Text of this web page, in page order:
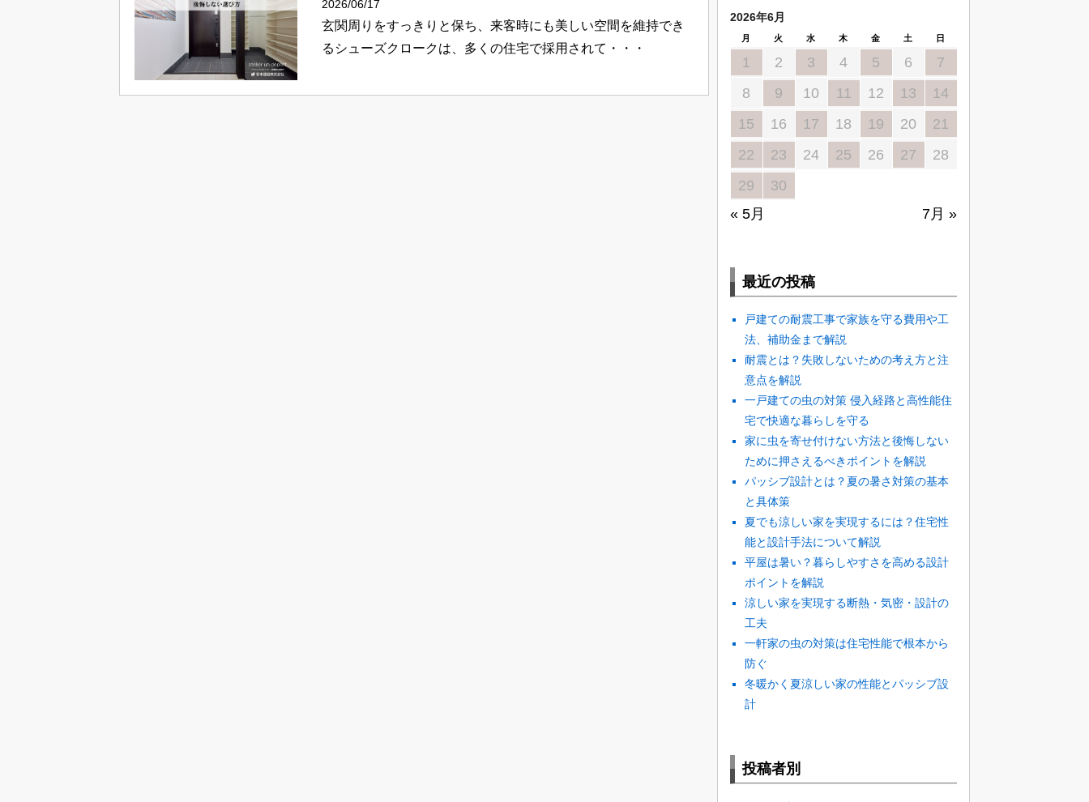
2026/06/17
玄関周りをすっきりと保ち、来客時にも美しい空間を維持でき
るシューズクロークは、多くの住宅で採用されて・・・
2026年6月
月 火 水 木 金 土 日
1 2 3 4 5 6
7
8
9 10 11 12 13
14
15
16 17 18 19 20
21
22
23 24 25 26 27
28
29
30
« 5月
7月 »
最近の投稿
戸建ての耐震工事で家族を守る費用や工
法、補助金まで解説
耐震とは？失敗しないための考え方と注
意点を解説
一戸建ての虫の対策 侵入経路と高性能住
宅で快適な暮らしを守る
家に虫を寄せ付けない方法と後悔しない
ために押さえるべきポイントを解説
パッシブ設計とは？夏の暑さ対策の基本
と具体策
夏でも涼しい家を実現するには？住宅性
能と設計手法について解説
平屋は暑い？暮らしやすさを高める設計
ポイントを解説
涼しい家を実現する断熱・気密・設計の
工夫
一軒家の虫の対策は住宅性能で根本から
防ぐ
冬暖かく夏涼しい家の性能とパッシブ設
計
投稿者別